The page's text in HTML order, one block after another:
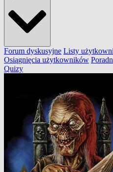
Forum dyskusyjne Listy
Osiągnięcia użytkowników
Quizy